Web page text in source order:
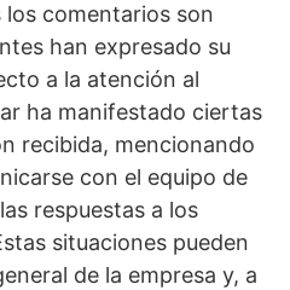
comentarios son
han expresado su
a la atención al
ha manifestado ciertas
recibida, mencionando
con el equipo de
respuestas a los
situaciones pueden
de la empresa y, a